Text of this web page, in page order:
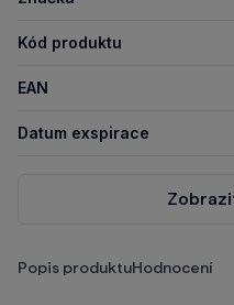
Kód produktu
EAN
Datum exspirace
Popis produktuHodnocení